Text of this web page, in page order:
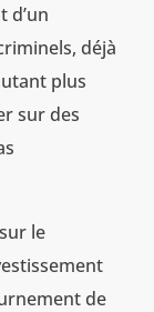
d’un
déjà
plus
sur des
le
de